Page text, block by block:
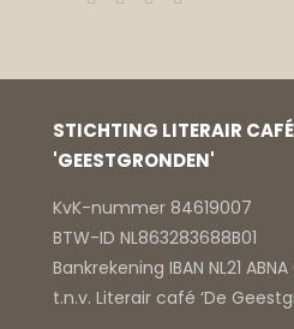
STICHTING LITERAIR
'GEESTGRONDEN'
KvK-nummer 84619007
BTW-ID NL863283688B01
Bankrekening IBAN NL21
t.n.v. Literair café ‘De